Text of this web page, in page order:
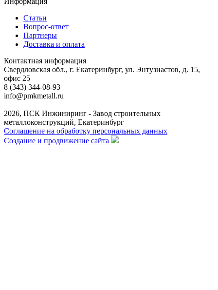
Статьи
Вопрос-ответ
Партнеры
Доставка и оплата
Контактная информация
Свердловская обл., г. Екатеринбург, ул. Энтузиастов, д. 15,
офис 25
8 (343) 344-08-93
info@pmkmetall.ru
2026, ПСК Инжиниринг - Завод строительных
металлоконструкций, Екатеринбург
Соглашение на обработку персональных данных
Создание и продвижение сайта